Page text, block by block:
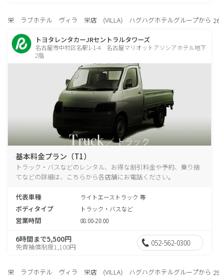
栄 ラブホテル ヴィラ 栄店 (VILLA) ハグハグホテルグループから
トヨタレンタカーJRセントラルタワーズ
名古屋市中村区名駅1-1-4 名古屋マリオットアソシアホテル地下
2階
基本料金プラン（T1）
トラック・バスなどのレンタル、お得な割引料金や予約、乗り捨
てなどの詳細は、こちらから各店舗にお電話ください。
代表車種 ライトエーストラック 等
ボディタイプ トラック・バスなど
営業時間 08:00-20:00
6時間まで5,500円
免責補償制度1,100円 052-562-0300
栄 ラブホテル ヴィラ 栄店 (VILLA) ハグハグホテルグループから